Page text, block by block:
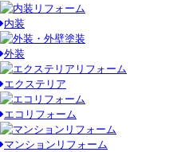
内装
外装
エクステリア
エコリフォーム
マンションリフォーム